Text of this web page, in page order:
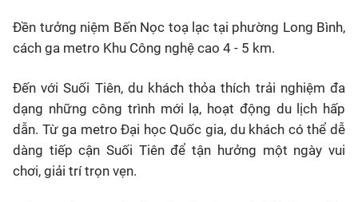
Đền tưởng niệm Bến Nọc toạ lạc tại phường Long Bình,
cách ga metro Khu Công nghệ cao 4 - 5 km.
Đến với Suối Tiên, du khách thỏa thích trải nghiệm đa
dạng những công trình mới lạ, hoạt động du lịch hấp
dẫn. Từ ga metro Đại học Quốc gia, du khách có thể dễ
dàng tiếp cận Suối Tiên để tận hưởng một ngày vui
chơi, giải trí trọn vẹn.